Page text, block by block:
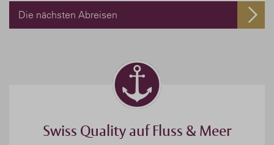
Die nächsten Abreisen
Swiss Quality auf Fluss & Meer